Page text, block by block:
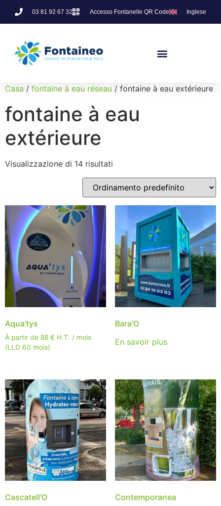
03 81 92 67 32 Accesso Fontanelle QR Code Inglese
Casa / fontaine à eau réseau / fontaine à eau extérieure
fontaine à eau
extérieure
Visualizzazione di 14 risultati
Aqua’tys
À partir de 88 € H.T. / mois
(LLD 60 mois)
Bara'O
En savoir plus
Cascatell'O Contemporanea